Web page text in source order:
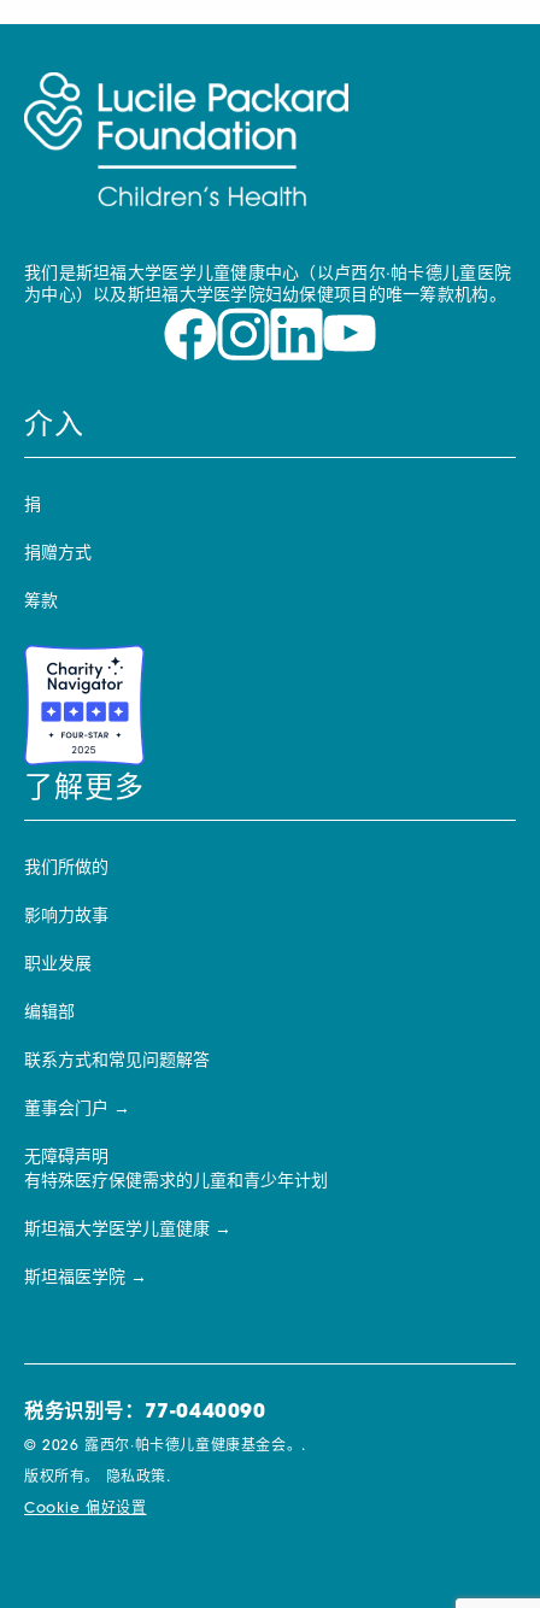
我们是斯坦福大学医学儿童健康中心（以卢西尔·帕卡德儿童医院
为中心）以及斯坦福大学医学院妇幼保健项目的唯一筹款机构。
介入
捐
捐赠方式
筹款
了解更多
我们所做的
影响力故事
职业发展
编辑部
联系方式和常见问题解答
董事会门户
无障碍声明
有特殊医疗保健需求的儿童和青少年计划
斯坦福大学医学儿童健康
斯坦福医学院
税务识别号：77-0440090
© 2026 露西尔·帕卡德儿童健康基金会。.
版权所有。 隐私政策.
Cookie 偏好设置